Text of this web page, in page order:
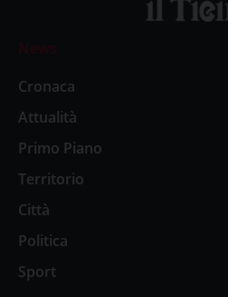
News
Cronaca
Attualità
Primo Piano
Territorio
Città
Politica
Sport